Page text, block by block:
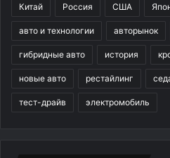
Китай Россия США
авто и технологии авторынок
гибридные авто история
новые авто рестайлинг
тест-драйв электромобиль